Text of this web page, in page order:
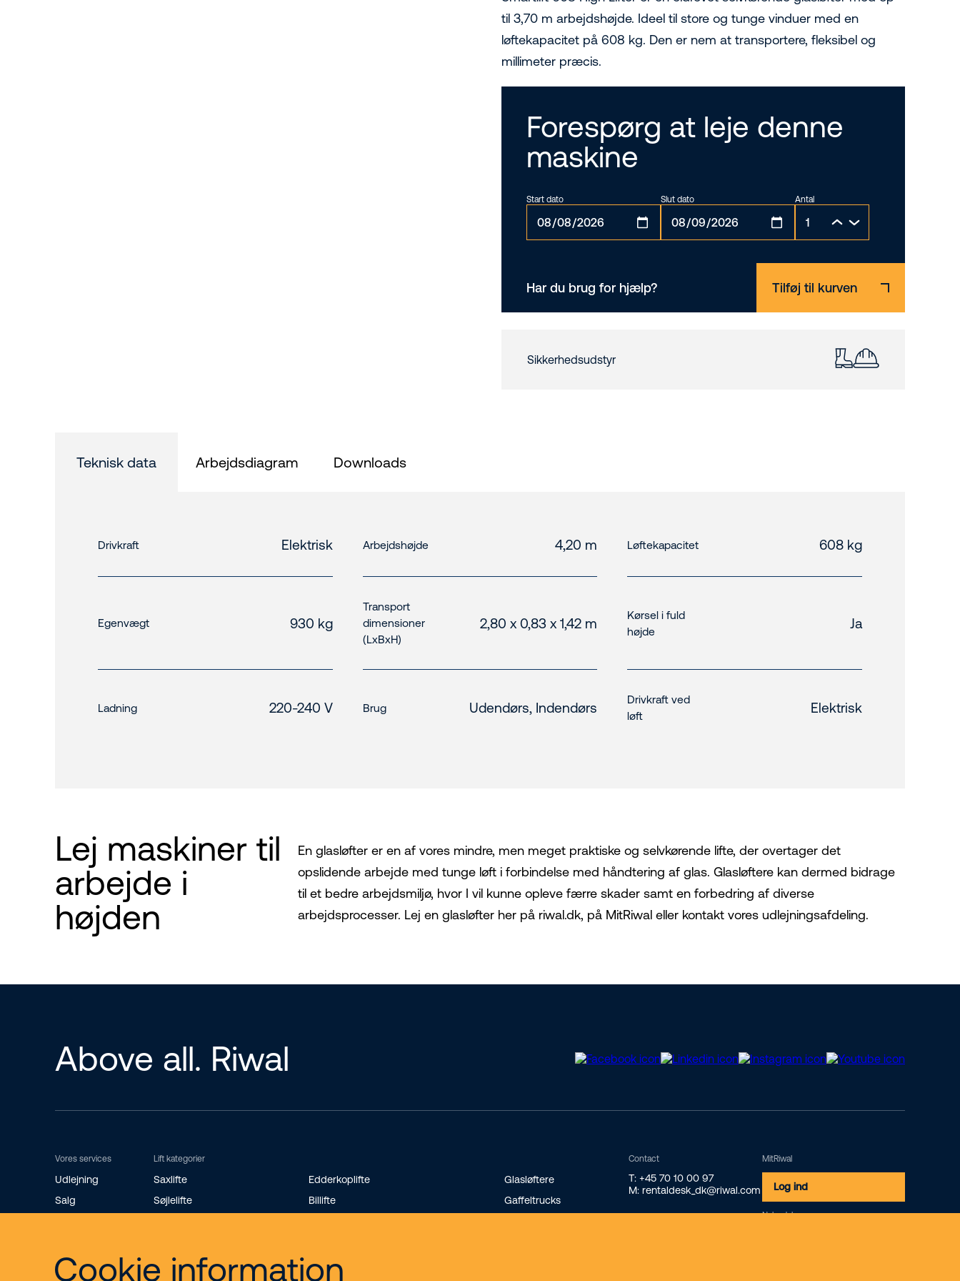
Cookie information
til 3,70 m arbejdshøjde. Ideel til store og tunge vinduer med en
løftekapacitet på 608 kg. Den er nem at transportere, fleksibel og
millimeter præcis.
Forespørg at leje denne
maskine
Start dato Slut dato Antal
Har du brug for hjælp? Tilføj til kurven
Sikkerhedsudstyr
Teknisk data Arbejdsdiagram Downloads
Drivkraft Elektrisk Arbejdshøjde 4,20 m Løftekapacitet 608 kg
Egenvægt 930 kg
Transport
dimensioner
(LxBxH)
2,80 x 0,83 x 1,42 m
Kørsel i fuld
højde
Ja
Ladning 220-240 V Brug Udendørs, Indendørs
Drivkraft ved
løft
Elektrisk
Lej maskiner til
arbejde i
højden
En glasløfter er en af vores mindre, men meget praktiske og selvkørende lifte, der overtager det
opslidende arbejde med tunge løft i forbindelse med håndtering af glas. Glasløftere kan dermed bidrage
til et bedre arbejdsmiljø, hvor I vil kunne opleve færre skader samt en forbedring af diverse
arbejdsprocesser. Lej en glasløfter her på riwal.dk, på MitRiwal eller kontakt vores udlejningsafdeling.
Above all. Riwal
Vores services
Udlejning
Salg
Lift kategorier
Saxlifte
Søjlelifte
Bæltelifte
Edderkoplifte
Billifte
Minikraner
Glasløftere
Gaffeltrucks
Contact
T: +45 70 10 00 97
M: rentaldesk_dk@riwal.com
MitRiwal
Log ind
Nyhedsbrev